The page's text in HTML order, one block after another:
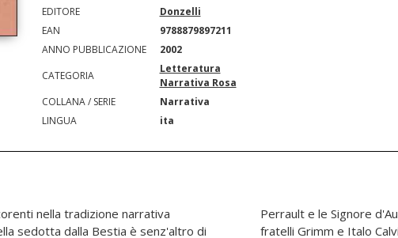
EDITORE
Donzelli
EAN
9788879897211
ANNO PUBBLICAZIONE
2002
CATEGORIA
Letteratura
Narrativa Rosa
COLLANA / SERIE
Narrativa
LINGUA
ita
nella tradizione narrativa
sedotta dalla Bestia è senz'altro di
de Beaumont e de Villeneuve, i
sono solo alcuni dei nomi che